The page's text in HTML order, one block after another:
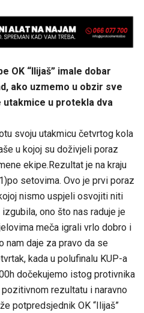
OK “Ilijaš” imale dobar
ako uzmemo u obzir sve
u protekla dva
svoju utakmicu četvrtog kola
u kojoj su doživjeli poraz
ekipe.Rezultat je na kraju
setovima. Ovo je prvi poraz
nismo uspjeli osvojiti niti
ono što nas raduje je
meča igrali vrlo dobro i
nam daje za pravo da se
kada u polufinalu KUP-a
dočekujemo istog protivnika
pozitivnom rezultatu i naravno
potpredsjednik OK “Ilijaš”